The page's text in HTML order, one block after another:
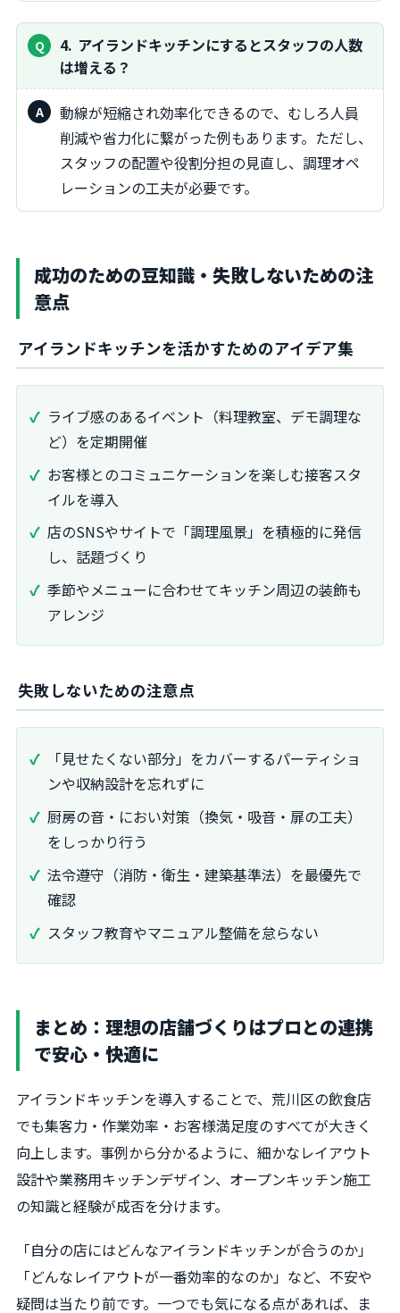
4 アイランドキッチンにするとスタッフの人数
は増える？
動線が短縮され効率化できるので、むしろ人員
削減や省力化に繋がった例もあります。ただし、
スタッフの配置や役割分担の見直し、調理オペ
レーションの工夫が必要です。
成功のための豆知識・失敗しないための注
意点
アイランドキッチンを活かすためのアイデア集
ライブ感のあるイベント（料理教室、デモ調理な
ど）を定期開催
お客様とのコミュニケーションを楽しむ接客スタ
イルを導入
店のSNSやサイトで「調理風景」を積極的に発信
し、話題づくり
季節やメニューに合わせてキッチン周辺の装飾も
アレンジ
失敗しないための注意点
「見せたくない部分」をカバーするパーティショ
ンや収納設計を忘れずに
厨房の音・におい対策（換気・吸音・扉の工夫）
をしっかり行う
法令遵守（消防・衛生・建築基準法）を最優先で
確認
スタッフ教育やマニュアル整備を怠らない
まとめ：理想の店舗づくりはプロとの連携
で安心・快適に
アイランドキッチンを導入することで、荒川区の飲食店
でも集客力・作業効率・お客様満足度のすべてが大きく
向上します。事例から分かるように、細かなレイアウト
設計や業務用キッチンデザイン、オープンキッチン施工
の知識と経験が成否を分けます。
「自分の店にはどんなアイランドキッチンが合うのか」
「どんなレイアウトが一番効率的なのか」など、不安や
疑問は当たり前です。一つでも気になる点があれば、ま